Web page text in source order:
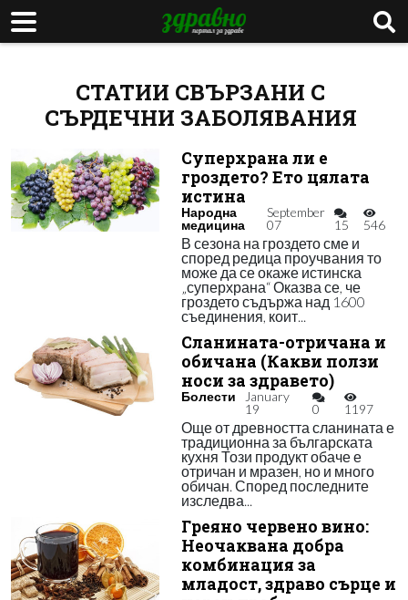
СТАТИИ СВЪРЗАНИ С
СЪРДЕЧНИ ЗАБОЛЯВАНИЯ
Суперхрана ли е
гроздето? Ето цялата
истина
Народна
медицина
September
07
15 546
В сезона на гроздето сме и
според редица проучвания то
може да се окаже истинска
„суперхрана“ Оказва се, че
гроздето съдържа над 1600
съединения, коит...
Сланината-отричана и
обичана (Какви ползи
носи за здравето)
Болести
January
19
0 1197
Още от древността сланината е
традиционна за българската
кухня Този продукт обаче е
отричан и мразен, но и много
обичан. Според последните
изследва...
Греяно червено вино:
Неочаквана добра
комбинация за
младост, здраво сърце и